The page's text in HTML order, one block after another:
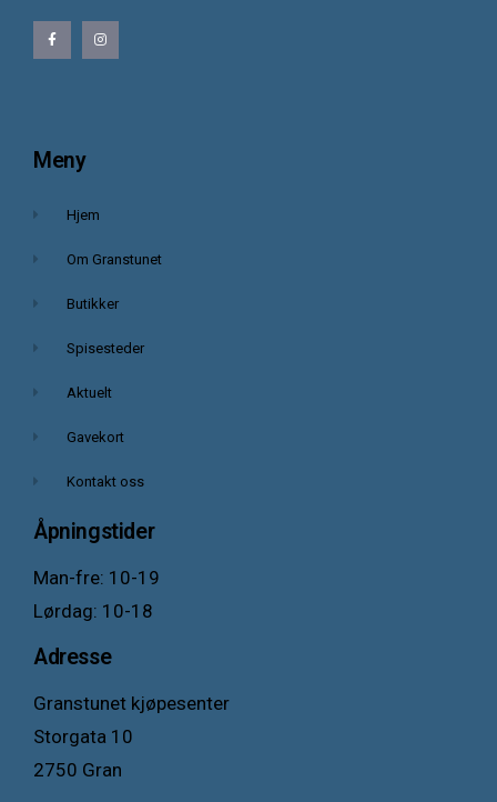
Meny
Hjem
Om Granstunet
Butikker
Spisesteder
Aktuelt
Gavekort
Kontakt oss
Åpningstider
Man-fre: 10-19
Lørdag: 10-18
Adresse
Granstunet kjøpesenter
Storgata 10
2750 Gran